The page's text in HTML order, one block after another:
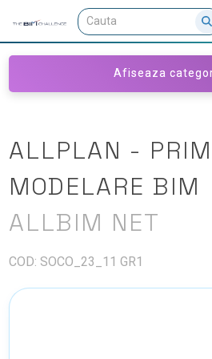
Afiseaza
ALLPLAN -
MODELARE BIM
ALLBIM NET
COD: SOCO_23_11 GR1